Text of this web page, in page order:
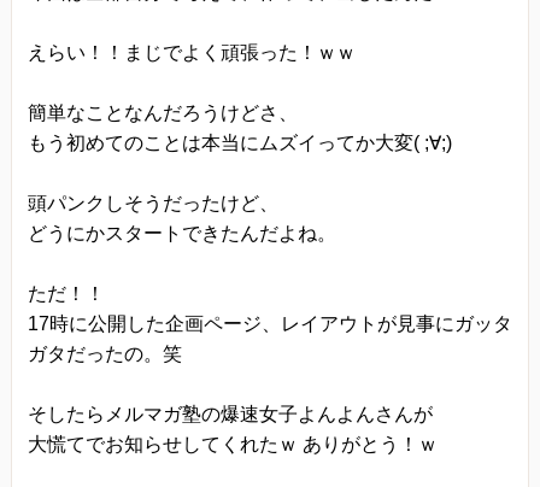
えらい！！まじでよく頑張った！ｗｗ
簡単なことなんだろうけどさ、
もう初めてのことは本当にムズイってか大変( ;∀;)
頭パンクしそうだったけど、
どうにかスタートできたんだよね。
ただ！！
17時に公開した企画ページ、レイアウトが見事にガッタ
ガタだったの。笑
そしたらメルマガ塾の爆速女子よんよんさんが
大慌てでお知らせしてくれたｗ ありがとう！ｗ